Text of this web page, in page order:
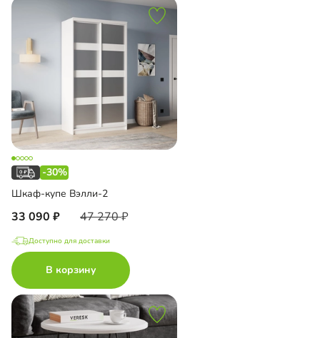
-30%
Шкаф-купе Вэлли-2
33 090 47 270
Доступно для доставки
В корзину